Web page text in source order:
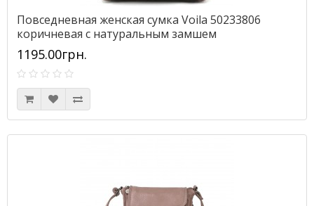
Повседневная женская сумка Voila 50233806
коричневая с натуральным замшем
1195.00грн.